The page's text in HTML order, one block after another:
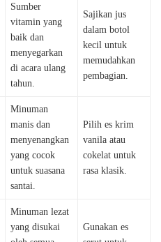
Sumber
vitamin yang
baik dan
menyegarkan
di acara ulang
tahun.
Sajikan jus
dalam botol
kecil untuk
memudahkan
pembagian.
Minuman
manis dan
menyenangkan
yang cocok
untuk suasana
santai.
Pilih es krim
vanila atau
cokelat untuk
rasa klasik.
Minuman lezat
yang disukai
Gunakan es